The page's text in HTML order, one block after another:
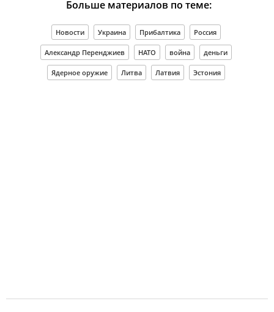
Больше материалов по теме:
Новости Украина Прибалтика Россия
Александр Перенджиев НАТО война деньги
Ядерное оружие Литва Латвия Эстония